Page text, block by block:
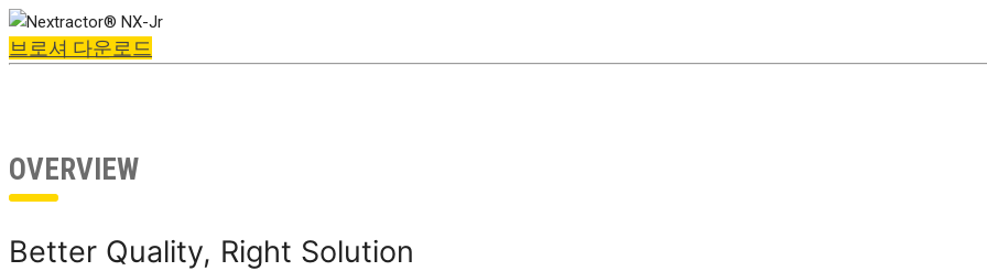
브로셔 다운로드
OVERVIEW
Better Quality, Right Solution